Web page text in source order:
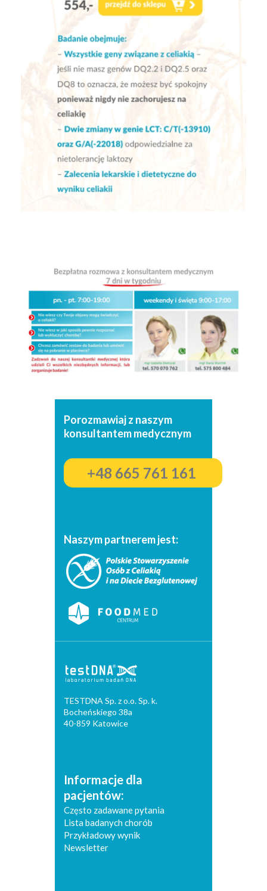
Porozmawiaj z naszym
konsultantem medycznym
+48 665 761 161
Naszym partnerem jest:
TESTDNA Sp. z o.o. Sp. k.
Bocheńskiego 38a
40-859 Katowice
Informacje dla
pacjentów:
Często zadawane pytania
Lista badanych chorób
Przykładowy wynik
Newsletter